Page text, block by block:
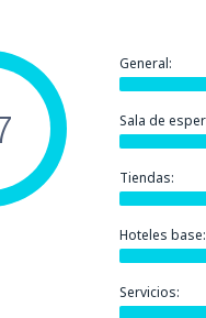
General:
Tiendas:
Hoteles base:
Servicios: